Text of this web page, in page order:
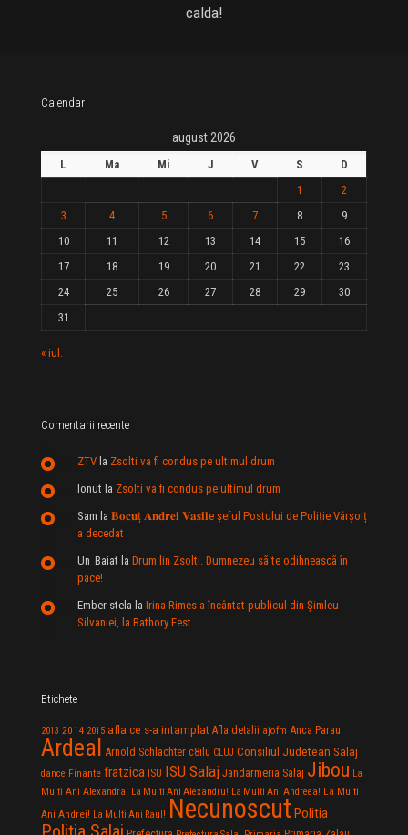
calda!
Calendar
august 2026
L Ma Mi J V S
D
1
2
3
4 5 6 7 8
9
10
11 12 13 14 15
16
17
18 19 20 21 22
23
24
25 26 27 28 29
30
31
« iul.
Comentarii recente
ZTV la Zsolti va fi condus pe ultimul drum
Ionut la Zsolti va fi condus pe ultimul drum
Sam la 𝐁𝐨𝐜𝐮ț 𝐀𝐧𝐝𝐫𝐞𝐢 𝐕𝐚𝐬𝐢𝐥e şeful Postului de Poliție Vârșolț
a decedat
Un_Baiat la Drum lin Zsolti. Dumnezeu sã te odihneascã în
pace!
Ember stela la Irina Rimes a încântat publicul din Şimleu
Silvaniei, la Bathory Fest
Etichete
2013 2014 2015 afla ce s-a intamplat Afla detalii ajofm Anca Parau
Ardeal Arnold Schlachter c8ilu CLUJ Consiliul Judetean Salaj
dance Finante fratzica ISU ISU Salaj Jandarmeria Salaj Jibou La
Multi Ani Alexandra! La Multi Ani Alexandru! La Multi Ani Andreea! La Multi
Ani Andrei! La Multi Ani Raul! Necunoscut Politia